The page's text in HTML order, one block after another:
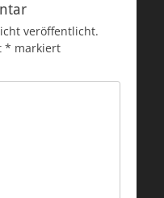
veröffentlicht.
* markiert